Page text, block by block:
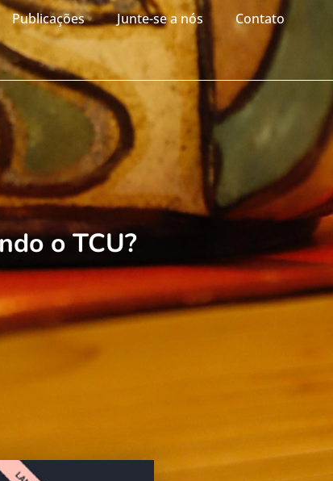
Publicações Junte-se a nós Contato
o TCU?